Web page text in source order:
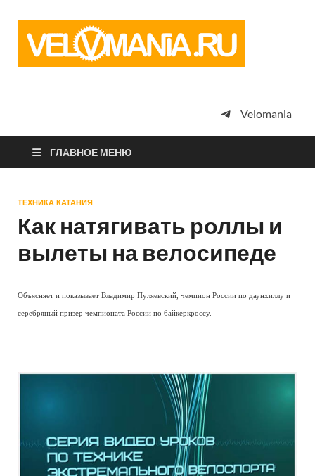
просто
Velomania
ГЛАВНОЕ МЕНЮ
ТЕХНИКА КАТАНИЯ
Как натягивать роллы и
вылеты на велосипеде
Объясняет и показывает Владимир Пуляевский, чемпион России по даунхиллу и
серебряный призёр чемпионата России по байкеркроссу.